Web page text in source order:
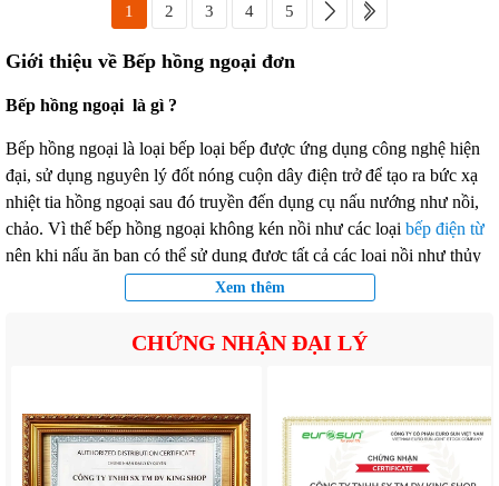
1 2 3 4 5
Giới thiệu về Bếp hồng ngoại đơn
Bếp hồng ngoại là gì ?
Bếp hồng ngoại là loại bếp loại bếp được ứng dụng công nghệ hiện
đại, sử dụng nguyên lý đốt nóng cuộn dây điện trở để tạo ra bức xạ
nhiệt tia hồng ngoại sau đó truyền đến dụng cụ nấu nướng như nồi,
chảo. Vì thế bếp hồng ngoại không kén nồi như các loại bếp điện từ
nên khi nấu ăn bạn có thể sử dụng được tất cả các loại nồi như thủy
tinh, nhôm, inox, nồi đất...
kế nhỏ gọn, rất tiện lợi trong các bữa tiệc, đặc biệt bếp còn có kiểu
khi sử dụng.
Ưu điểm của bếp hồng ngoại dơn :
Xem thêm
CHỨNG NHẬN ĐẠI LÝ